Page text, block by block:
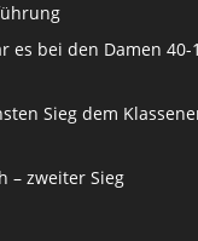
es bei den Damen 40-
Sieg dem
– zweiter Sieg